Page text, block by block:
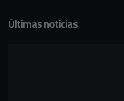
Últimas noticias